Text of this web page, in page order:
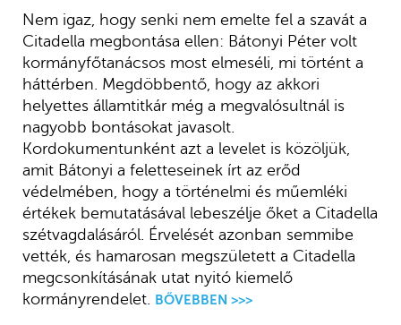
Nem igaz, hogy senki nem emelte fel a szavát a
Citadella megbontása ellen: Bátonyi Péter volt
kormányfőtanácsos most elmeséli, mi történt a
háttérben. Megdöbbentő, hogy az akkori
helyettes államtitkár még a megvalósultnál is
nagyobb bontásokat javasolt.
Kordokumentunként azt a levelet is közöljük,
amit Bátonyi a feletteseinek írt az erőd
védelmében, hogy a történelmi és műemléki
értékek bemutatásával lebeszélje őket a Citadella
szétvagdalásáról. Érvelését azonban semmibe
vették, és hamarosan megszületett a Citadella
megcsonkításának utat nyitó kiemelő
kormányrendelet. BŐVEBBEN >>>